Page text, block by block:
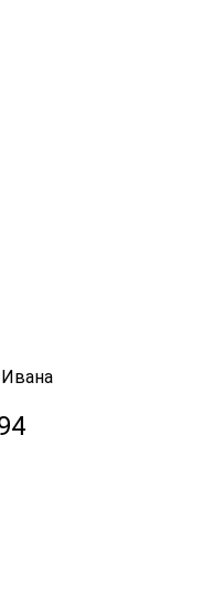
Ивана